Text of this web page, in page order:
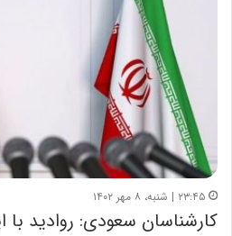
۲۳:۴۵ | شنبه، ۸ مهر ۱۴۰۲
کارشناسان سعودی: روادید با